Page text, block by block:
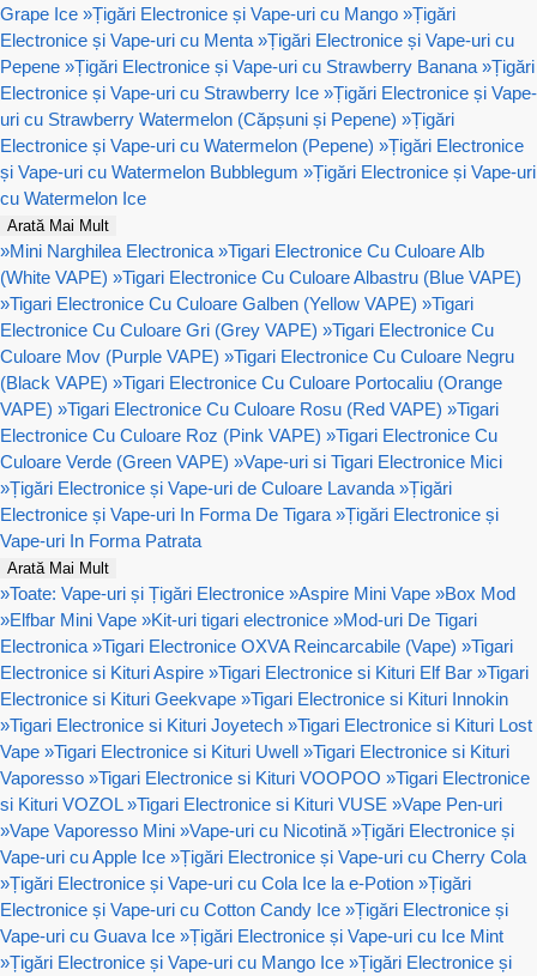
Grape Ice »Țigări Electronice și Vape-uri cu Mango »Țigări
Electronice și Vape-uri cu Menta »Țigări Electronice și Vape-uri cu
Pepene »Țigări Electronice și Vape-uri cu Strawberry Banana »Țigări
Electronice și Vape-uri cu Strawberry Ice »Țigări Electronice și Vape-
uri cu Strawberry Watermelon (Căpșuni și Pepene) »Țigări
Electronice și Vape-uri cu Watermelon (Pepene) »Țigări Electronice
și Vape-uri cu Watermelon Bubblegum »Țigări Electronice și Vape-uri
cu Watermelon Ice
Arată Mai Mult
»Mini Narghilea Electronica »Tigari Electronice Cu Culoare Alb
(White VAPE) »Tigari Electronice Cu Culoare Albastru (Blue VAPE)
»Tigari Electronice Cu Culoare Galben (Yellow VAPE) »Tigari
Electronice Cu Culoare Gri (Grey VAPE) »Tigari Electronice Cu
Culoare Mov (Purple VAPE) »Tigari Electronice Cu Culoare Negru
(Black VAPE) »Tigari Electronice Cu Culoare Portocaliu (Orange
VAPE) »Tigari Electronice Cu Culoare Rosu (Red VAPE) »Tigari
Electronice Cu Culoare Roz (Pink VAPE) »Tigari Electronice Cu
Culoare Verde (Green VAPE) »Vape-uri si Tigari Electronice Mici
»Țigări Electronice și Vape-uri de Culoare Lavanda »Țigări
Electronice și Vape-uri In Forma De Tigara »Țigări Electronice și
Vape-uri In Forma Patrata
Arată Mai Mult
»Toate: Vape-uri și Țigări Electronice »Aspire Mini Vape »Box Mod
»Elfbar Mini Vape »Kit-uri tigari electronice »Mod-uri De Tigari
Electronica »Tigari Electronice OXVA Reincarcabile (Vape) »Tigari
Electronice si Kituri Aspire »Tigari Electronice si Kituri Elf Bar »Tigari
Electronice si Kituri Geekvape »Tigari Electronice si Kituri Innokin
»Tigari Electronice si Kituri Joyetech »Tigari Electronice si Kituri Lost
Vape »Tigari Electronice si Kituri Uwell »Tigari Electronice si Kituri
Vaporesso »Tigari Electronice si Kituri VOOPOO »Tigari Electronice
si Kituri VOZOL »Tigari Electronice si Kituri VUSE »Vape Pen-uri
»Vape Vaporesso Mini »Vape-uri cu Nicotină »Țigări Electronice și
Vape-uri cu Apple Ice »Țigări Electronice și Vape-uri cu Cherry Cola
»Țigări Electronice și Vape-uri cu Cola Ice la e-Potion »Țigări
Electronice și Vape-uri cu Cotton Candy Ice »Țigări Electronice și
Vape-uri cu Guava Ice »Țigări Electronice și Vape-uri cu Ice Mint
»Țigări Electronice și Vape-uri cu Mango Ice »Țigări Electronice și